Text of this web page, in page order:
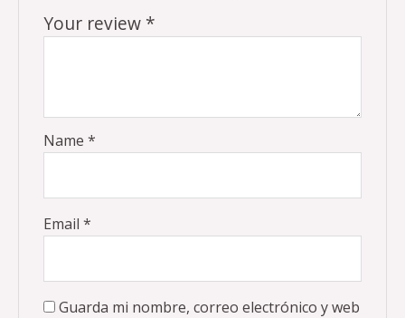
Your review *
Name *
Email *
Guarda mi nombre, correo electrónico y web